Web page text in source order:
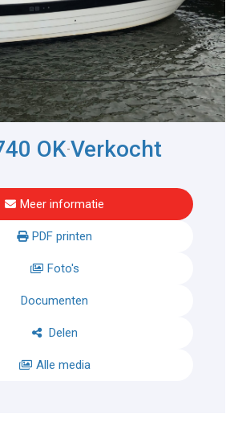
OK-Verkocht
Meer informatie
PDF printen
Foto's
Documenten
Delen
Alle media